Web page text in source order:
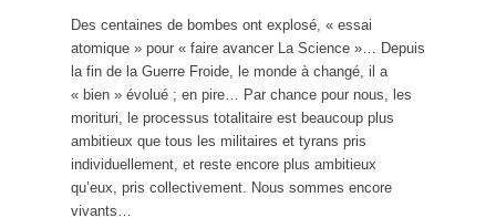
Des centaines de bombes ont explosé, « essai
atomique » pour « faire avancer La Science »… Depuis
la fin de la Guerre Froide, le monde à changé, il a
« bien » évolué ; en pire… Par chance pour nous, les
morituri, le processus totalitaire est beaucoup plus
ambitieux que tous les militaires et tyrans pris
individuellement, et reste encore plus ambitieux
qu’eux, pris collectivement. Nous sommes encore
vivants…